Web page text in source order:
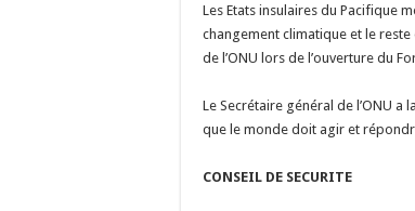
Les Etats insulaires du Pacifique
changement climatique et le
de l’ONU lors de l’ouverture du
Le Secrétaire général de l’ONU a
que le monde doit agir et
CONSEIL DE SECURITE